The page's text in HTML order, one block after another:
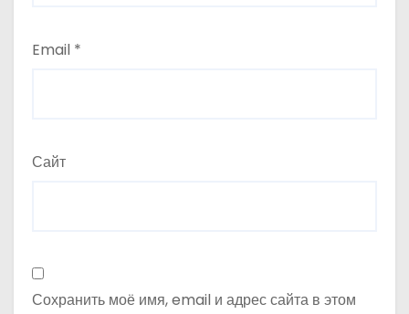
Email *
Сайт
Сохранить моё имя, email и адрес сайта в этом